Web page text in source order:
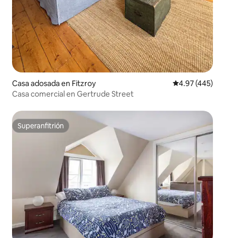
Casa adosada en Fitzroy Calificación
4.97 (445)
Casa comercial en Gertrude Street
Superanfitrión
Superanfitrión